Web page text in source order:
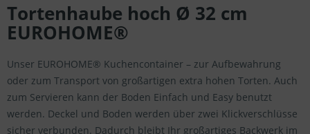
Tortenhaube hoch Ø 32 cm
EUROHOME®
Unser EUROHOME® Kuchencontainer – zur Aufbewahrung
oder zum Transport von großartigen extra hohen Torten. Auch
zum Servieren kann der Boden Einfach und Easy benutzt
werden. Deckel und Boden werden über zwei Klickverschlüsse
sicher verbunden. Dadurch bleibt Ihr großartiges Backwerk im